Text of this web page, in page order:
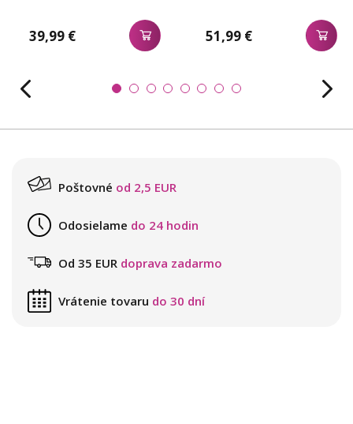
39,99 € 51,99 €
Poštovné od 2,5 EUR
Odosielame do 24 hodin
Od 35 EUR doprava zadarmo
Vrátenie tovaru do 30 dní